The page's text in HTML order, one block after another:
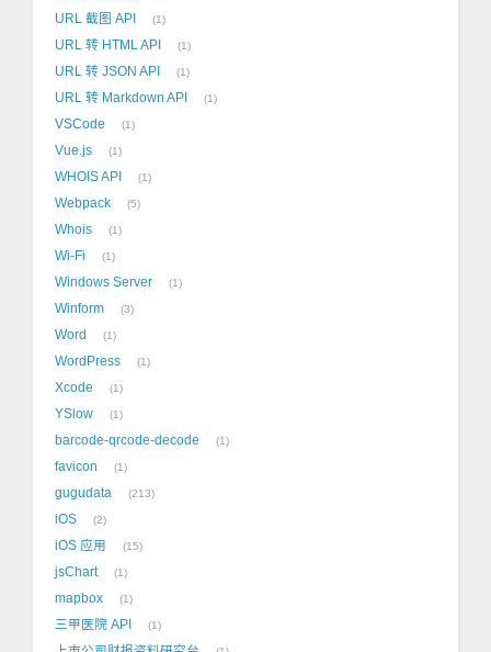
URL 截图 API 1
URL 转 HTML API 1
URL 转 JSON API 1
URL 转 Markdown API 1
VSCode 1
Vue.js 1
WHOIS API 1
Webpack 5
Whois 1
Wi-Fi 1
Windows Server 1
Winform 3
Word 1
WordPress 1
Xcode 1
YSlow 1
barcode-qrcode-decode 1
favicon 1
gugudata 213
iOS 2
iOS 应用 15
jsChart 1
mapbox 1
三甲医院 API 1